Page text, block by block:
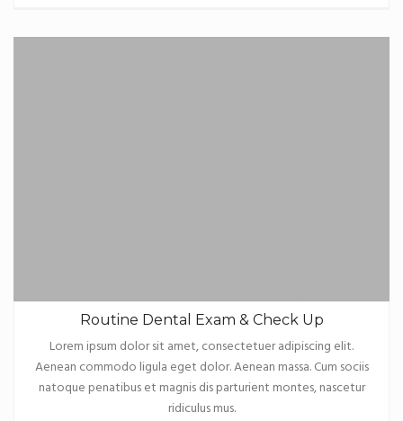
Routine Dental Exam & Check Up
Lorem ipsum dolor sit amet, consectetuer adipiscing elit.
Aenean commodo ligula eget dolor. Aenean massa. Cum sociis
natoque penatibus et magnis dis parturient montes, nascetur
ridiculus mus.